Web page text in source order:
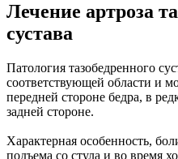
Лечение артроза
сустава
Патология тазобедренного
соответствующей области и
передней стороне бедра, в
задней стороне.
Характерная особенность,
подъема со стула и во время